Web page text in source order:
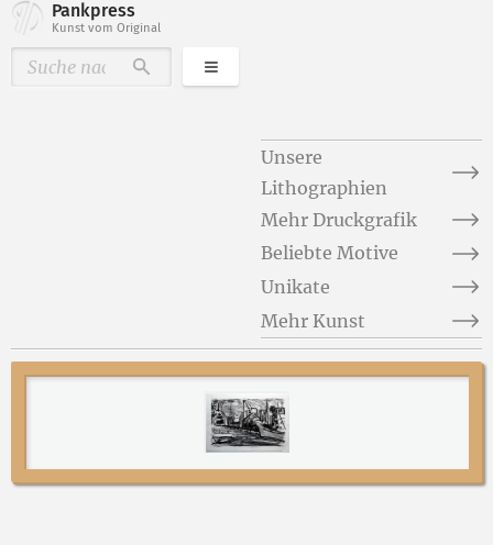
Pankpress
Kunst vom Original
DurchsuchenKategorien
Unsere
Lithographien
Mehr Druckgrafik
Beliebte Motive
Unikate
Mehr Kunst